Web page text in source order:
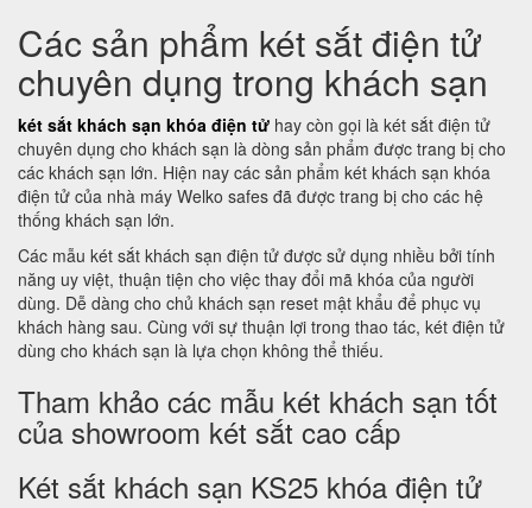
Các sản phẩm két sắt điện tử
chuyên dụng trong khách sạn
két sắt khách sạn khóa điện tử hay còn gọi là két sắt điện tử
chuyên dụng cho khách sạn là dòng sản phẩm được trang bị cho
các khách sạn lớn. Hiện nay các sản phẩm két khách sạn khóa
điện tử của nhà máy Welko safes đã được trang bị cho các hệ
thống khách sạn lớn.
Các mẫu két sắt khách sạn điện tử được sử dụng nhiều bởi tính
năng uy việt, thuận tiện cho việc thay đổi mã khóa của người
dùng. Dễ dàng cho chủ khách sạn reset mật khẩu để phục vụ
khách hàng sau. Cùng với sự thuận lợi trong thao tác, két điện tử
dùng cho khách sạn là lựa chọn không thể thiếu.
Tham khảo các mẫu két khách sạn tốt
của showroom két sắt cao cấp
Két sắt khách sạn KS25 khóa điện tử